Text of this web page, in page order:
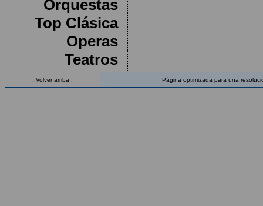
Orquestas
Top Clásica
Operas
Teatros
::Volver arriba:: Página optimizada para una